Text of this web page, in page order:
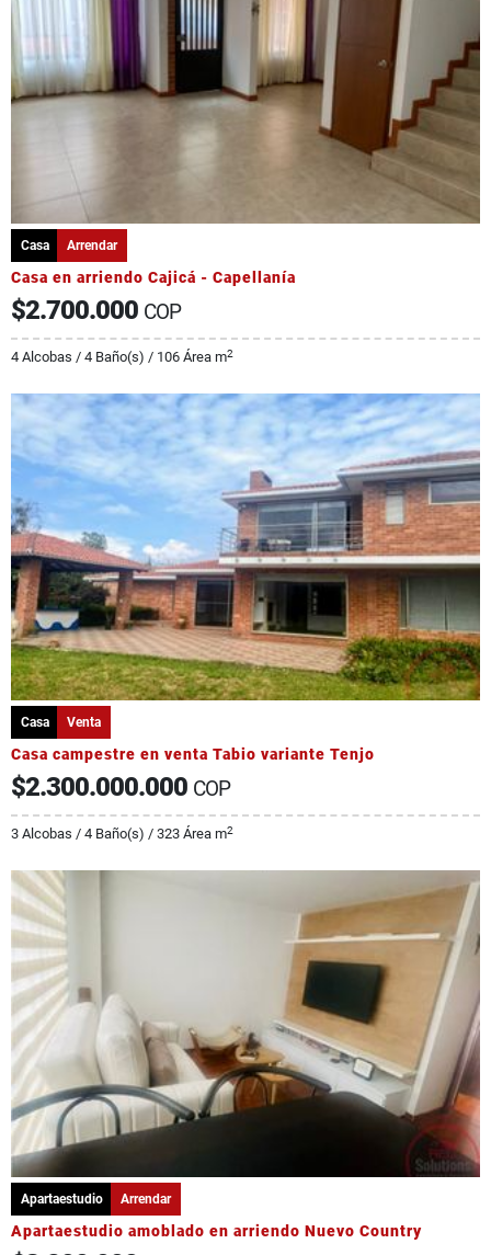
Casa Arrendar
Casa en arriendo Cajicá - Capellanía
$2.700.000 COP
4 Alcobas / 4 Baño(s) / 106 Área m2
Casa Venta
Casa campestre en venta Tabio variante Tenjo
$2.300.000.000 COP
3 Alcobas / 4 Baño(s) / 323 Área m2
Apartaestudio Arrendar
Apartaestudio amoblado en arriendo Nuevo Country